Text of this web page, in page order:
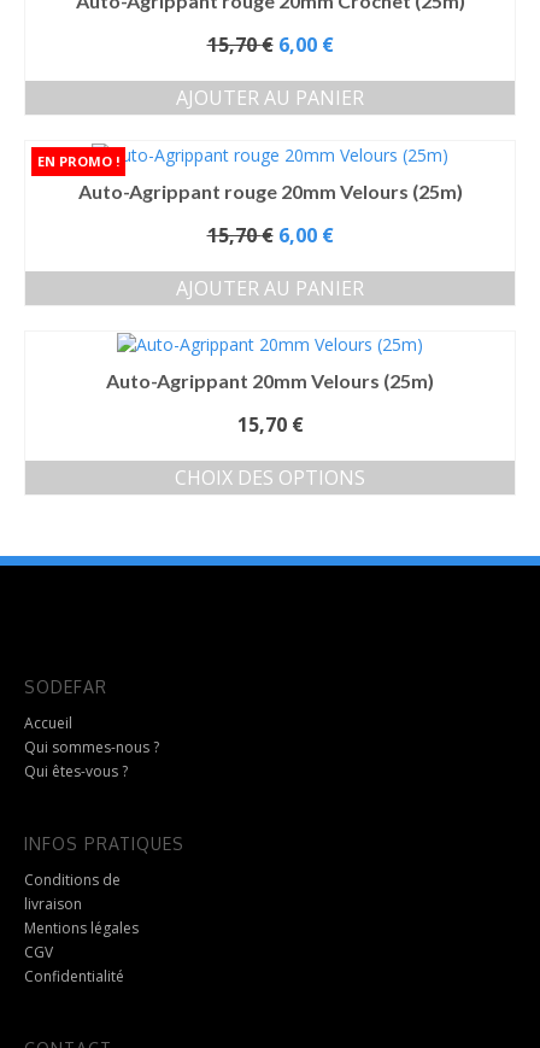
plusieurs
variations.
Les
options
peuvent
choisies
la
page
du
produit
15,70€ Le
initial
était :
6,00 €
AJOUTER AU PANIER
Auto-Agrippant rouge 20mm Velours (25m)
15,70€ Le
initial
était :
6,00 €
AJOUTER AU PANIER
Auto-Agrippant 20mm Velours (25m)
15,70 €
CHOIX DES OPTIONS
a
SODEFAR
Accueil
Qui sommes-nous ?
Qui êtes-vous ?
INFOS PRATIQUES
Conditions de
livraison
Mentions légales
CGV
Confidentialité